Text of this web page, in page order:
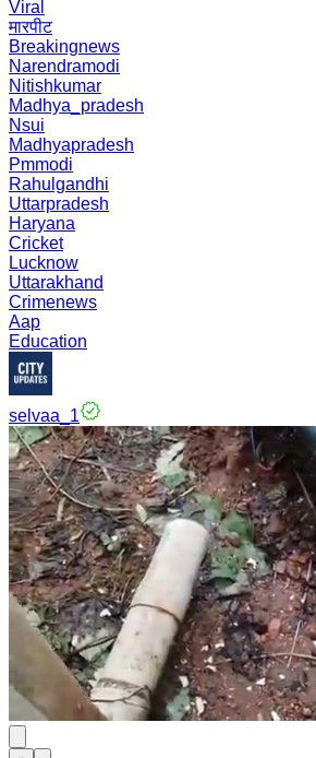
Viral
मारपीट
Breakingnews
Narendramodi
Nitishkumar
Madhya_pradesh
Nsui
Madhyapradesh
Pmmodi
Rahulgandhi
Uttarpradesh
Haryana
Cricket
Lucknow
Uttarakhand
Crimenews
Aap
Education
selvaa_1